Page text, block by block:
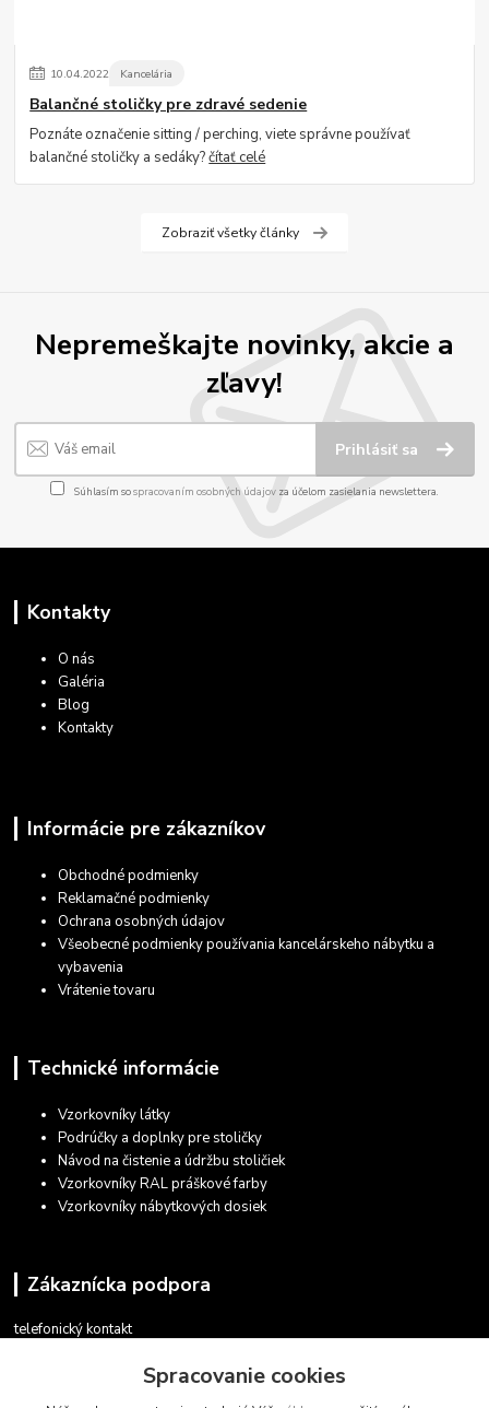
10.04.2022 Kancelária
Balančné stoličky pre zdravé sedenie
Poznáte označenie sitting / perching, viete správne používať
balančné stoličky a sedáky?čítať celé
Zobraziť všetky články
Nepremeškajte novinky, akcie a
zľavy!
Prihlásiť sa
Súhlasím sospracovaním osobných údajov za účelom zasielania newslettera.
Kontakty
O nás
Galéria
Blog
Kontakty
Informácie pre zákazníkov
Obchodné podmienky
Reklamačné podmienky
Ochrana osobných údajov
Všeobecné podmienky používania kancelárskeho nábytku a
vybavenia
Vrátenie tovaru
Technické informácie
Vzorkovníky látky
Podrúčky a doplnky pre stoličky
Návod na čistenie a údržbu stoličiek
Vzorkovníky RAL práškové farby
Vzorkovníky nábytkových dosiek
Zákaznícka podpora
telefonický kontakt
v pracovných dňoch 08.30 - 16.00Spracovanie cookies